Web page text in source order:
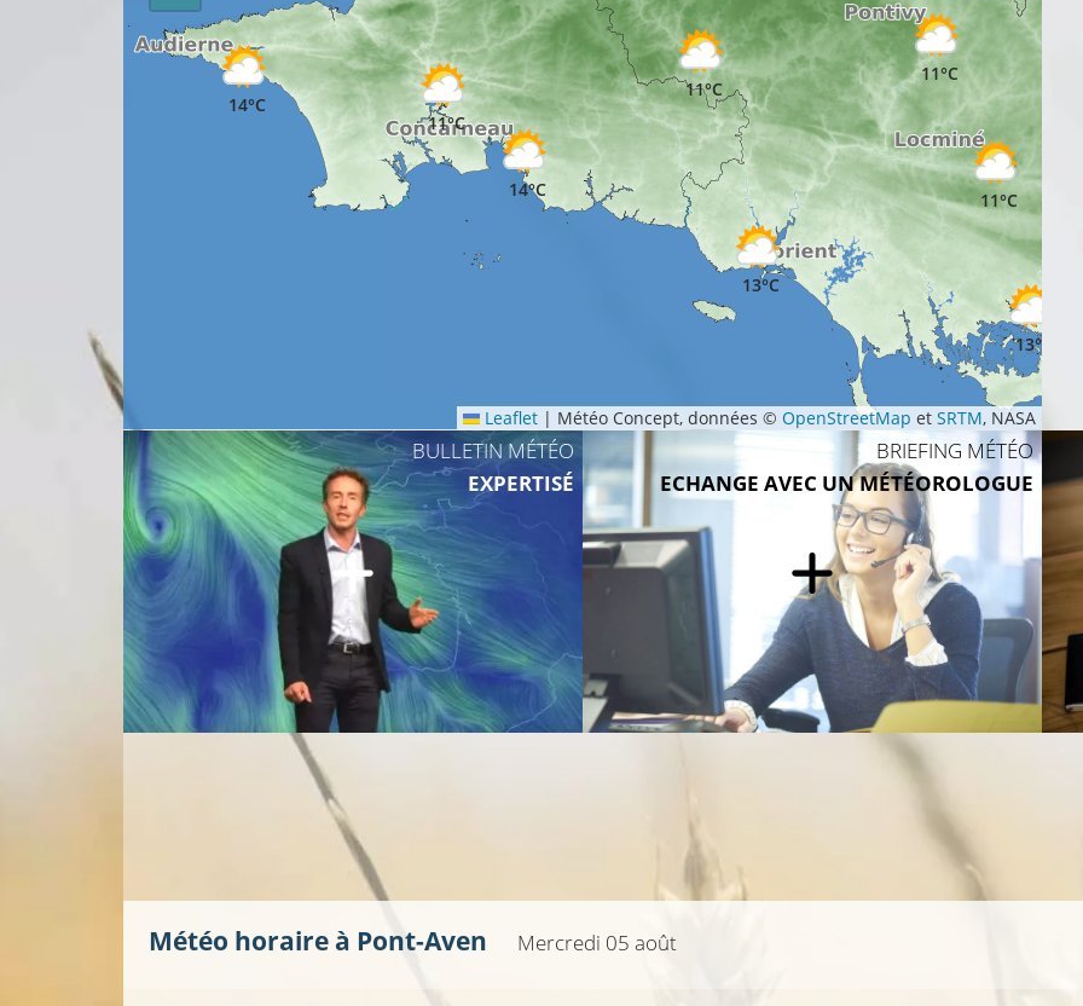
11°C
11°C
13°C
14°C
11°C
13°C
14°C
14°C
11°C
Leaflet | Météo Concept, données © OpenStreetMap et SRTM, NASA
BULLETIN MÉTÉO
EXPERTISÉ
BRIEFING MÉTÉO
ECHANGE AVEC UN MÉTÉOROLOGUE
Météo horaire à Pont-Aven Mercredi 05 août